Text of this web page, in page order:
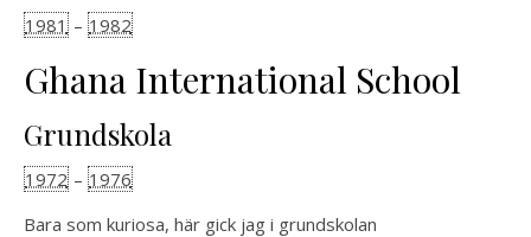
1981 – 1982
Ghana International School
Grundskola
1972 – 1976
Bara som kuriosa, här gick jag i grundskolan